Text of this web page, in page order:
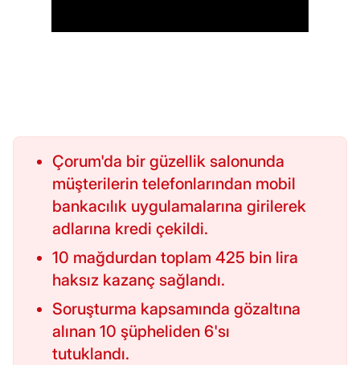
Çorum'da bir güzellik salonunda
müşterilerin telefonlarından mobil
bankacılık uygulamalarına girilerek
adlarına kredi çekildi.
10 mağdurdan toplam 425 bin lira
haksız kazanç sağlandı.
Soruşturma kapsamında gözaltına
alınan 10 şüpheliden 6'sı
tutuklandı.